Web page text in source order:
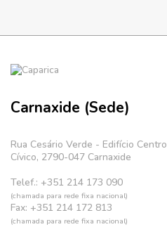
Carnaxide (Sede)
Rua Cesário Verde - Edifício Centro
Cívico, 2790-047 Carnaxide
Telef.: +351 214 173 090
(chamada para rede fixa nacional)
Fax: +351 214 172 813
(chamada para rede fixa nacional)